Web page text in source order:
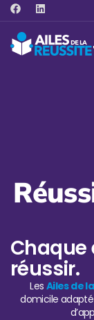
Chaque
réussir.
Les Ailes de
domicile